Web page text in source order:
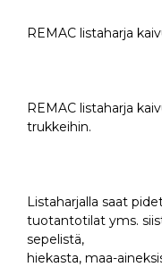
REMAC listaharja
REMAC listaharja
trukkeihin.
Listaharjalla saat
tuotantotilat yms.
sepelistä,
hiekasta, maa-